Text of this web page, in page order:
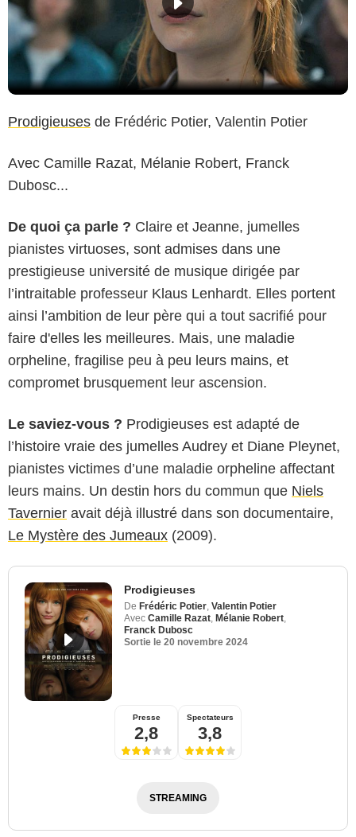
Prodigieuses de Frédéric Potier, Valentin Potier
Avec Camille Razat, Mélanie Robert, Franck
Dubosc...
De quoi ça parle ? Claire et Jeanne, jumelles
pianistes virtuoses, sont admises dans une
prestigieuse université de musique dirigée par
l’intraitable professeur Klaus Lenhardt. Elles portent
ainsi l’ambition de leur père qui a tout sacrifié pour
faire d'elles les meilleures. Mais, une maladie
orpheline, fragilise peu à peu leurs mains, et
compromet brusquement leur ascension.
Le saviez-vous ? Prodigieuses est adapté de
l’histoire vraie des jumelles Audrey et Diane Pleynet,
pianistes victimes d’une maladie orpheline affectant
leurs mains. Un destin hors du commun que Niels
Tavernier avait déjà illustré dans son documentaire,
Le Mystère des Jumeaux (2009).
Prodigieuses
De Frédéric Potier, Valentin Potier
Avec Camille Razat, Mélanie Robert,
Franck Dubosc
Sortie le 20 novembre 2024
Presse
2,8
Spectateurs
3,8
STREAMING